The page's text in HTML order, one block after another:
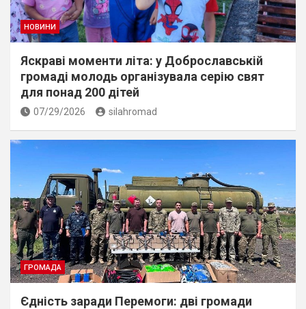
НОВИНИ
Яскраві моменти літа: у Доброславській
громаді молодь організувала серію свят
для понад 200 дітей
07/29/2026 silahromad
ГРОМАДА
Єдність заради Перемоги: дві громади